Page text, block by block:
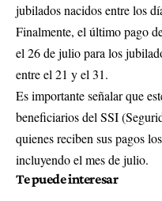
jubilados nacidos entre los
Finalmente, el último pago
el 26 de julio para los
entre el 21 y el 31.
Es importante señalar que
beneficiarios del SSI
quienes reciben sus pagos
incluyendo el mes de julio.
Te puede interesar